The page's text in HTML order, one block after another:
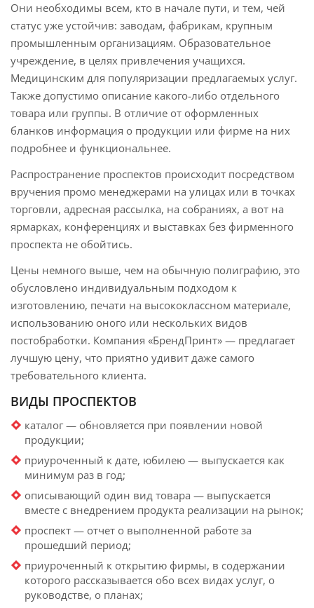
Они необходимы всем, кто в начале пути, и тем, чей
статус уже устойчив: заводам, фабрикам, крупным
промышленным организациям. Образовательное
учреждение, в целях привлечения учащихся.
Медицинским для популяризации предлагаемых услуг.
Также допустимо описание какого-либо отдельного
товара или группы. В отличие от оформленных
бланков информация о продукции или фирме на них
подробнее и функциональнее.
Распространение проспектов происходит посредством
вручения промо менеджерами на улицах или в точках
торговли, адресная рассылка, на собраниях, а вот на
ярмарках, конференциях и выставках без фирменного
проспекта не обойтись.
Цены немного выше, чем на обычную полиграфию, это
обусловлено индивидуальным подходом к
изготовлению, печати на высококлассном материале,
использованию оного или нескольких видов
постобработки. Компания «БрендПринт» — предлагает
лучшую цену, что приятно удивит даже самого
требовательного клиента.
ВИДЫ ПРОСПЕКТОВ
каталог — обновляется при появлении новой
продукции;
приуроченный к дате, юбилею — выпускается как
минимум раз в год;
описывающий один вид товара — выпускается
вместе с внедрением продукта реализации на рынок;
проспект — отчет о выполненной работе за
прошедший период;
приуроченный к открытию фирмы, в содержании
которого рассказывается обо всех видах услуг, о
руководстве, о планах;